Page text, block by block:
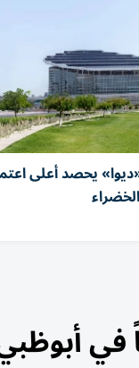
يحصد أعلى
في